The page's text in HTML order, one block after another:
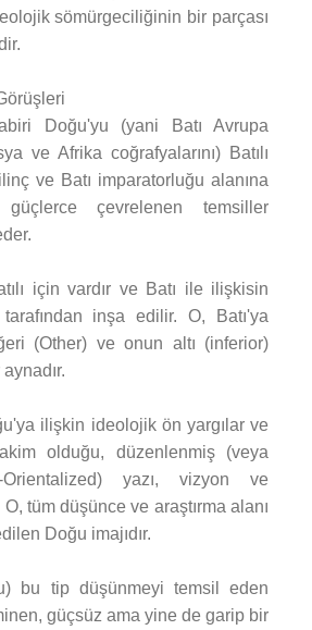
sömürgeciliğinin bir parçası
Doğu'yu (yani Batı Avrupa
ve Afrika coğrafyalarını) Batılı
ve Batı imparatorluğu alanına
çevrelenen temsiller
için vardır ve Batı ile ilişkisin
inşa edilir. O, Batı'ya
(Other) ve onun altı (inferior)
ilişkin ideolojik ön yargılar ve
olduğu, düzenlenmiş (veya
Orientalized) yazı, vizyon ve
O, tüm düşünce ve araştırma alanı
Doğu imajıdır.
bu tip düşünmeyi temsil eden
güçsüz ama yine de garip bir